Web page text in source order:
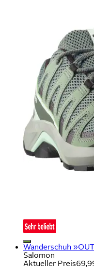
Wanderschuh
Salomon
Aktueller Preis